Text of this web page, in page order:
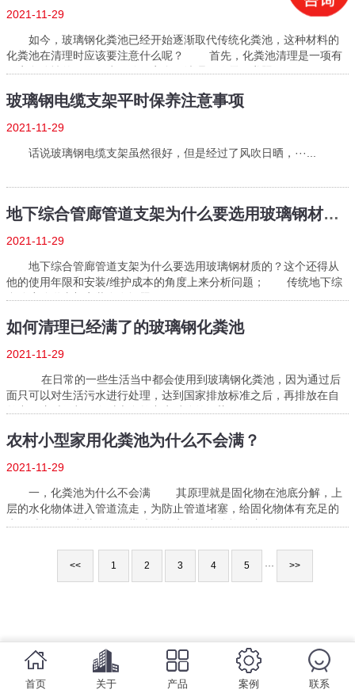
2021-11-29
如今，玻璃钢化粪池已经开始逐渐取代传统化粪池，这种材料的
化粪池在清理时应该要注意什么呢？ 首先，化粪池清理是一项有
一定危险性的工作。为了确保安全，清理工作需要遵照···...
玻璃钢电缆支架平时保养注意事项
2021-11-29
话说玻璃钢电缆支架虽然很好，但是经过了风吹日晒，···...
地下综合管廊管道支架为什么要选用玻璃钢材质的？
2021-11-29
地下综合管廊管道支架为什么要选用玻璃钢材质的？这个还得从
他的使用年限和安装/维护成本的角度上来分析问题； 传统地下综
合管廊管道支架安装存在问题:...
如何清理已经满了的玻璃钢化粪池
2021-11-29
在日常的一些生活当中都会使用到玻璃钢化粪池，因为通过后
面只可以对生活污水进行处理，达到国家排放标准之后，再排放在自
然中，这时候都不会对大自然产生过分的污染了，···...
农村小型家用化粪池为什么不会满？
2021-11-29
一，化粪池为什么不会满 其原理就是固化物在池底分解，上
层的水化物体进入管道流走，为防止管道堵塞，给固化物体有充足的
水解时间，正常情况下化粪池是将生活污水分格沉淀，···...
<< 1 2 3 4 5 ··· >>
首页 关于 产品 案例 联系